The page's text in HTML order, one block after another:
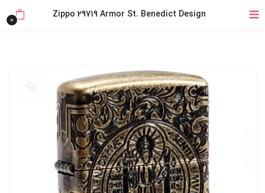
خرید قسطی با ترب‌پی
Zippo 29719 Armor St. Benedict Design
0